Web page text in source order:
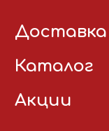
Доставка
Каталог
Акции